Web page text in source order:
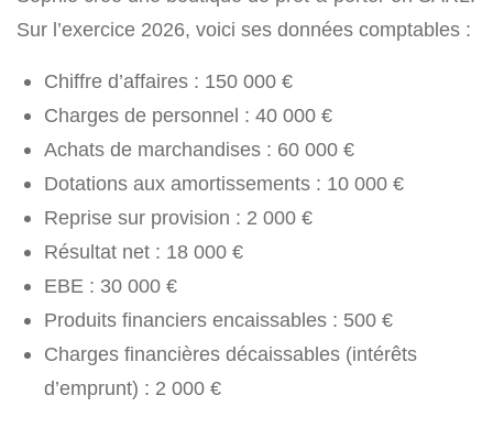
Sur l’exercice 2026, voici ses données comptables :
Chiffre d’affaires : 150 000 €
Charges de personnel : 40 000 €
Achats de marchandises : 60 000 €
Dotations aux amortissements : 10 000 €
Reprise sur provision : 2 000 €
Résultat net : 18 000 €
EBE : 30 000 €
Produits financiers encaissables : 500 €
Charges financières décaissables (intérêts
d’emprunt) : 2 000 €